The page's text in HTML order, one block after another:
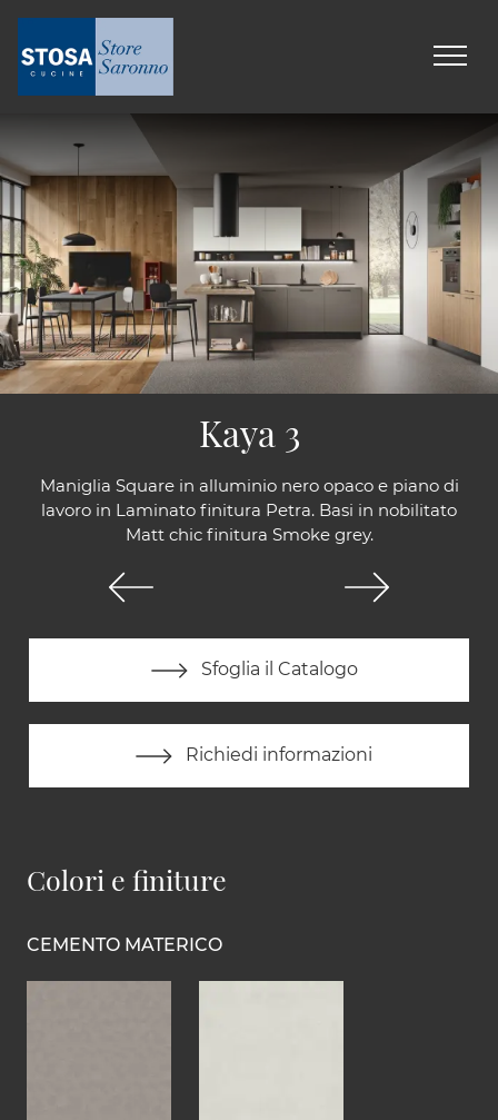
Maniglia Square in alluminio nero opaco e piano di
lavoro in Laminato finitura Petra. Basi in nobilitato
Matt chic finitura Smoke grey.
Sfoglia il Catalogo
Richiedi informazioni
Kaya 3
Colori e finiture
CEMENTO MATERICO